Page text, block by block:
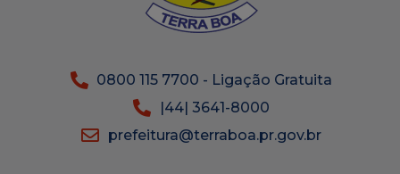
0800 115 7700 - Ligação Gratuita
|44| 3641-8000
prefeitura@terraboa.pr.gov.br